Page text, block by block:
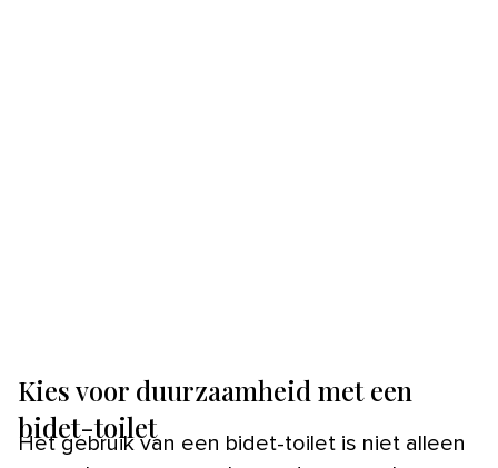
Kies voor duurzaamheid met een
bidet-toilet
Het gebruik van een bidet-toilet is niet alleen